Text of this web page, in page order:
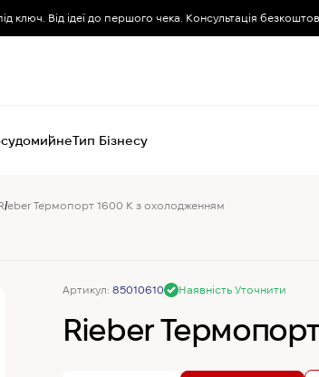
ключ. Від ідеї до першого чека. Консультація
Тип Бізнесу
Термопорт 1600 К з охолодженням
Артикул: 85010610 Наявність Уточнити
Rieber